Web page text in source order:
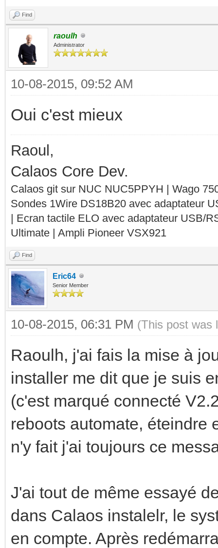
Find
raoulh
Administrator
10-08-2015, 09:52 AM
Oui c'est mieux
Raoul,
Calaos Core Dev.
Calaos git sur NUC NUC5PPYH | Wago
Sondes 1Wire DS18B20 avec adaptateur
| Ecran tactile ELO avec adaptateur USB/
Ultimate | Ampli Pioneer VSX921
Find
Eric64
Senior Member
10-08-2015, 06:31 PM (This post was
Raoulh, j'ai fais la mise à
installer me dit que je suis
(c'est marqué connecté
reboots automate, éteindre
n'y fait j'ai toujours ce
J'ai tout de même essayé
dans Calaos instalelr, le
en compte. Après